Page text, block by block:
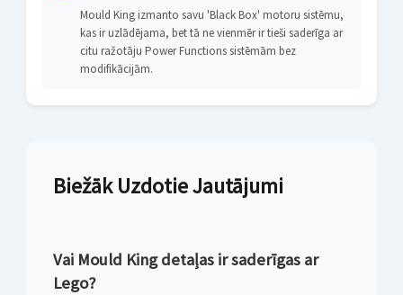
Mould King izmanto savu 'Black Box' motoru sistēmu,
kas ir uzlādējama, bet tā ne vienmēr ir tieši saderīga ar
citu ražotāju Power Functions sistēmām bez
modifikācijām.
Biežāk Uzdotie Jautājumi
Vai Mould King detaļas ir saderīgas ar
Lego?